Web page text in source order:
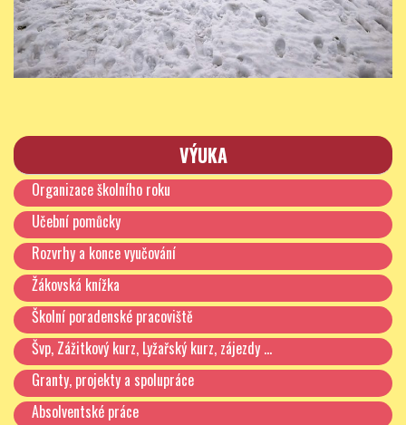
VÝUKA
Organizace školního roku
Učební pomůcky
Rozvrhy a konce vyučování
Žákovská knížka
Školní poradenské pracoviště
Švp, Zážitkový kurz, Lyžařský kurz, zájezdy …
Granty, projekty a spolupráce
Absolventské práce